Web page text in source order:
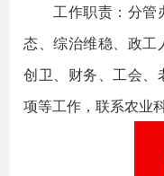
工作职责：分管
态、综治维稳、政工
创卫、财务、工会、
项等工作，联系农业